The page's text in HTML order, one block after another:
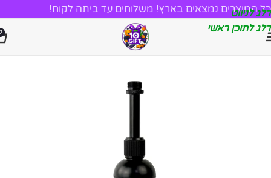
דלג לניווט
דלג לתוכן ראשי
כל המוצרים נמצאים בארץ! משלוחים עד ביתה לקוח!